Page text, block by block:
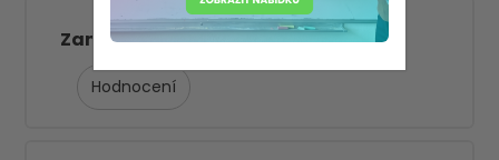
Zaměření kurzu (kategorie)
Hodnocení